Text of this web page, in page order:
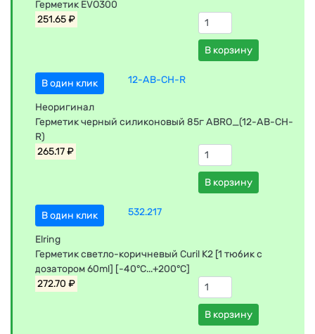
Герметик EVO300
251.65 ₽
В корзину
В один клик 12-AB-CH-R
Неоригинал
Герметик черный силиконовый 85г ABRO_(12-AB-CH-
R)
265.17 ₽
В корзину
В один клик 532.217
Elring
Герметик светло-коричневый Curil K2 [1 тюбик с
дозатором 60ml] [-40°C...+200°C]
272.70 ₽
В корзину